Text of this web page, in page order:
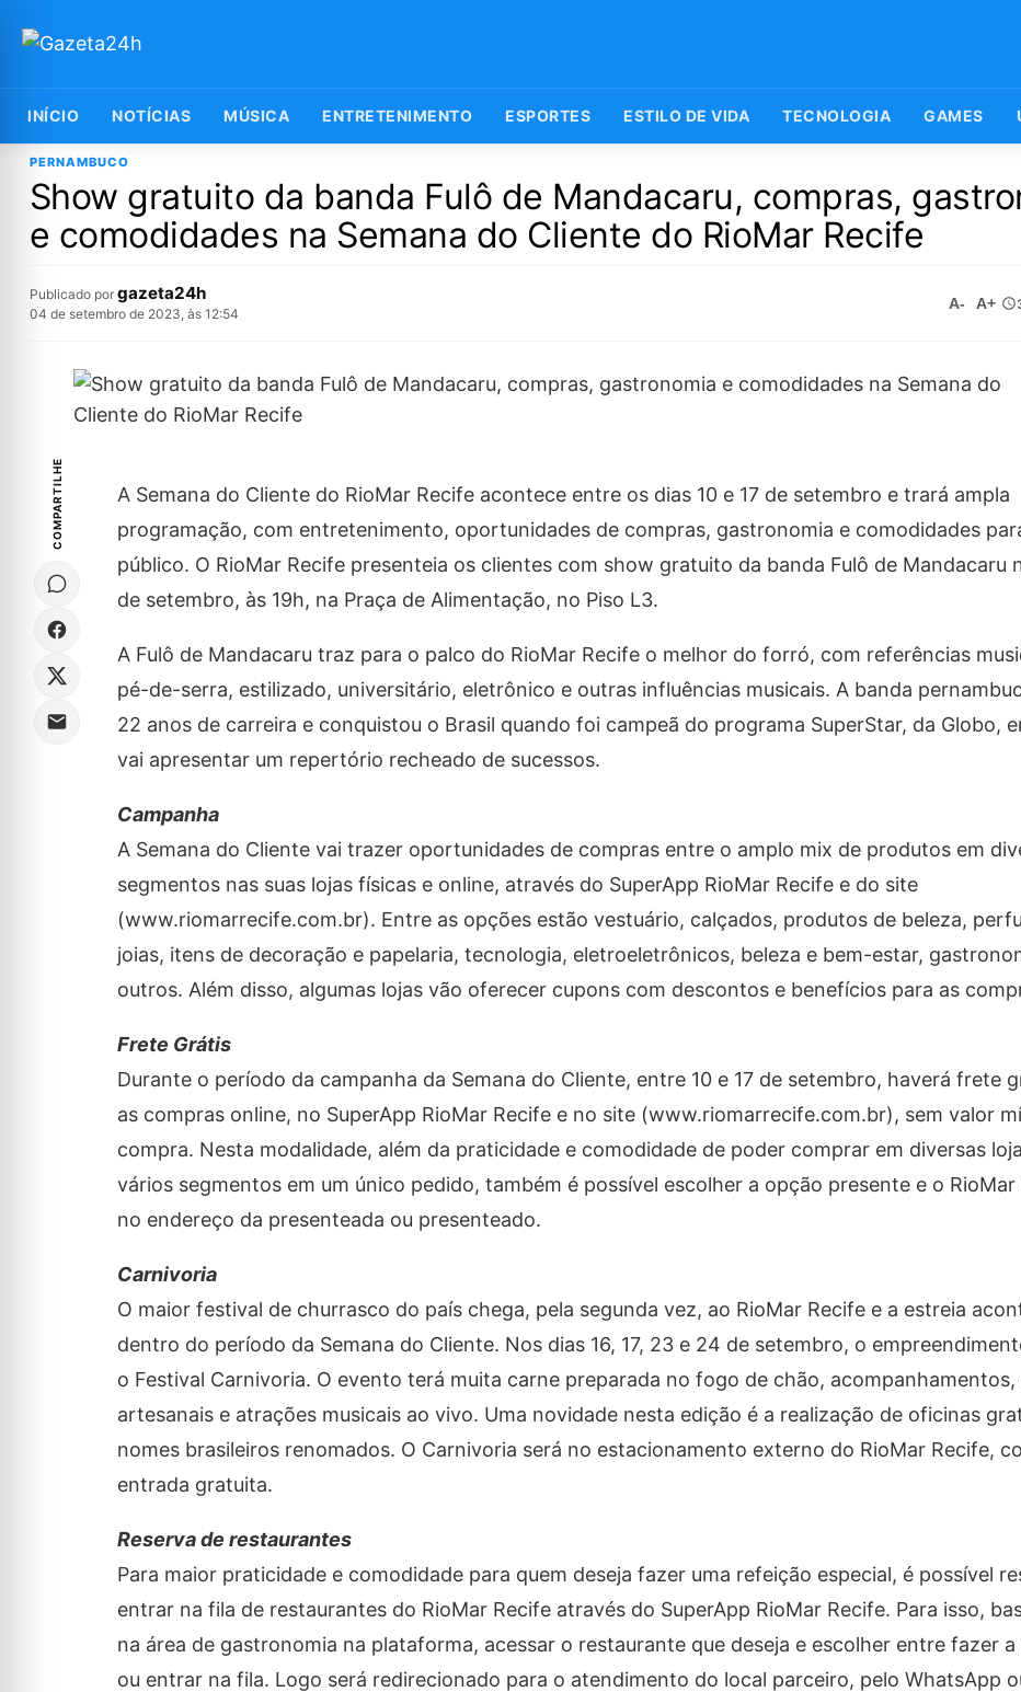
INÍCIO NOTÍCIAS MÚSICA ENTRETENIMENTO ESPORTES ESTILO DE VIDA TECNOLOGIA GAMES
PERNAMBUCO
Show gratuito da banda Fulô de Mandacaru, compras,
e comodidades na Semana do Cliente do RioMar Recife
Publicado por gazeta24h
04 de setembro de 2023, às 12:54
A- A+
COMPARTILHE
A Semana do Cliente do RioMar Recife acontece entre os dias 10 e 17 de setembro e trará ampla
programação, com entretenimento, oportunidades de compras, gastronomia e comodidades
público. O RioMar Recife presenteia os clientes com show gratuito da banda Fulô de Mandacaru
de setembro, às 19h, na Praça de Alimentação, no Piso L3.
A Fulô de Mandacaru traz para o palco do RioMar Recife o melhor do forró, com referências
pé-de-serra, estilizado, universitário, eletrônico e outras influências musicais. A banda
22 anos de carreira e conquistou o Brasil quando foi campeã do programa SuperStar, da Globo,
vai apresentar um repertório recheado de sucessos.
Campanha
A Semana do Cliente vai trazer oportunidades de compras entre o amplo mix de produtos em
segmentos nas suas lojas físicas e online, através do SuperApp RioMar Recife e do site
(www.riomarrecife.com.br). Entre as opções estão vestuário, calçados, produtos de beleza,
joias, itens de decoração e papelaria, tecnologia, eletroeletrônicos, beleza e bem-estar,
outros. Além disso, algumas lojas vão oferecer cupons com descontos e benefícios para as
Frete Grátis
Durante o período da campanha da Semana do Cliente, entre 10 e 17 de setembro, haverá frete
as compras online, no SuperApp RioMar Recife e no site (www.riomarrecife.com.br), sem valor
compra. Nesta modalidade, além da praticidade e comodidade de poder comprar em diversas
vários segmentos em um único pedido, também é possível escolher a opção presente e o
no endereço da presenteada ou presenteado.
Carnivoria
O maior festival de churrasco do país chega, pela segunda vez, ao RioMar Recife e a estreia
dentro do período da Semana do Cliente. Nos dias 16, 17, 23 e 24 de setembro, o
o Festival Carnivoria. O evento terá muita carne preparada no fogo de chão, acompanhamentos,
artesanais e atrações musicais ao vivo. Uma novidade nesta edição é a realização de oficinas
nomes brasileiros renomados. O Carnivoria será no estacionamento externo do RioMar Recife,
entrada gratuita.
Reserva de restaurantes
Para maior praticidade e comodidade para quem deseja fazer uma refeição especial, é possível
entrar na fila de restaurantes do RioMar Recife através do SuperApp RioMar Recife. Para isso,
na área de gastronomia na plataforma, acessar o restaurante que deseja e escolher entre fazer a
ou entrar na fila. Logo será redirecionado para o atendimento do local parceiro, pelo WhatsApp